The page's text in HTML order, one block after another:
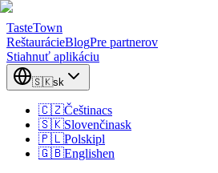
TasteTown
ReštaurácieBlogPre partnerov
Stiahnuť aplikáciu
🇸🇰sk
🇨🇿Češtinacs
🇸🇰Slovenčinask
🇵🇱Polskipl
🇬🇧Englishen